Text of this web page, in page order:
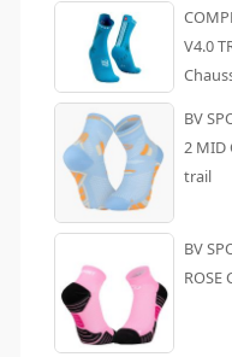
V4.0
BV
2 MID
trail
BV